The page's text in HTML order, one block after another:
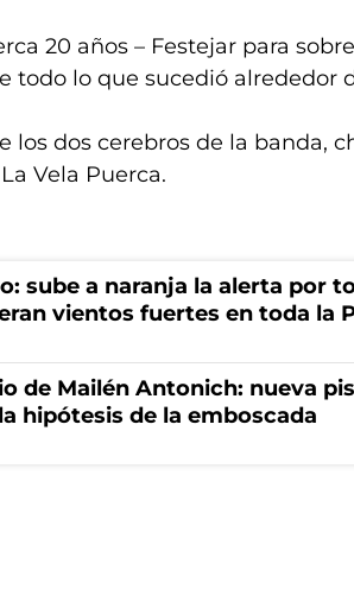
20 años – Festejar para
todo lo que sucedió alrededor
los dos cerebros de la banda,
Vela Puerca.
sube a naranja la alerta por
vientos fuertes en toda la
de Mailén Antonich: nueva
hipótesis de la emboscada